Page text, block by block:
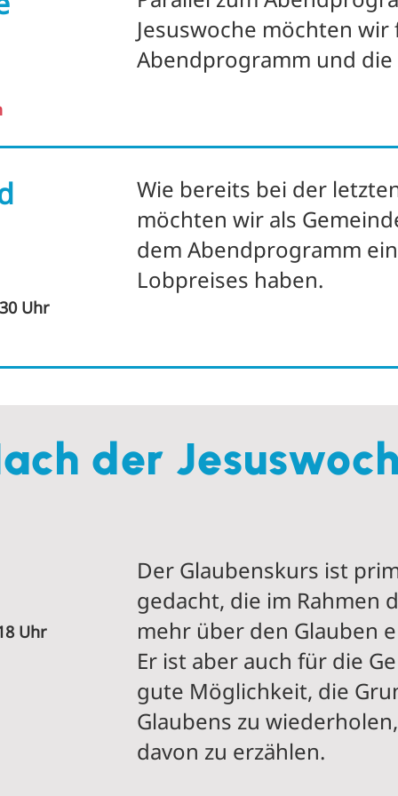
Jesuswoche möchten wir
Abendprogramm und
Wie bereits bei der
möchten wir als
dem Abendprogramm
Lobpreises haben.
Uhr
der
Uhr
Der Glaubenskurs ist
gedacht, die im Rahmen
mehr über den Glauben
Er ist aber auch für die
gute Möglichkeit, die
Glaubens zu
davon zu erzählen.